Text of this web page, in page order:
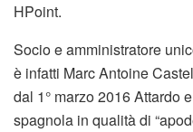
HPoint.
Socio e amministratore
è infatti Marc Antoine
dal 1° marzo 2016 Attardo
spagnola in qualità di